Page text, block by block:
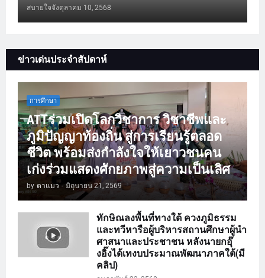
สบายใจจังตุลาคม 10, 2568
ข่าวเด่นประจำสัปดาห์
การศึกษา
ATTร่วมเปิดโลกวิชาการ วิชาชีพและ
ภูมิปัญญาท้องถิ่น สู่การเรียนรู้ตลอด
ชีวิต พร้อมส่งกำลังใจให้เยาวชนคน
เก่งร่วมแสดงศักยภาพสู่ความเป็นเลิศ
by ตาแมว - มิถุนายน 21, 2569
ทักษิณลงพื้นที่ทางใต้ ควงภูมิธรรม
และทวีหารือผู้บริหารสถานศึกษาผู้นำ
ศาสนาและประชาชน หลังนายกอุ๊
งอิ๊งได้เทงบประมาณพัฒนาภาคใต้(มี
คลิป)